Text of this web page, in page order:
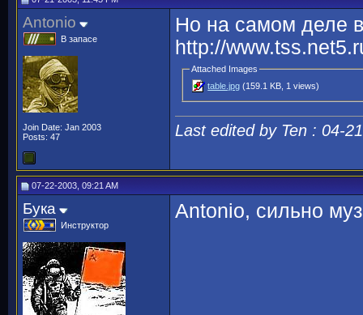
Antonio
В запасе
Join Date: Jan 2003
Posts: 47
Но на самом деле
http://
Attached Images
table.jpg (159.1 KB, 1 views)
Last edited by Ten : 04-
07-22-2003, 09:21 AM
Бука
Инструктор
Antonio, сильно